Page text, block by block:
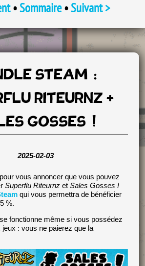
•Sommaire•Suivant >
STEAM :
RITEURNZ +
GOSSES !
2025-02-03
pour vous annoncer que vous pouvez
Superflu Riteurnzet Sales Gosses !
qui vous permettra de bénéficier
%.
fonctionne même si vous possédez
: vous ne paierez que la